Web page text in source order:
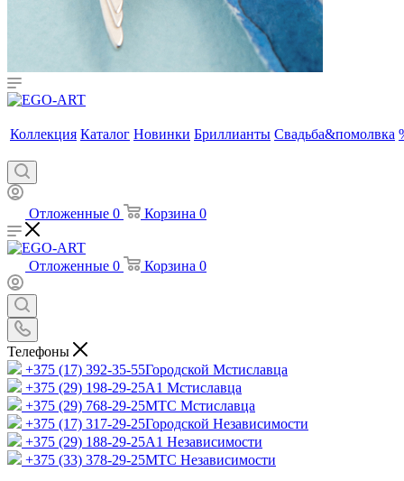
Коллекция Каталог Новинки Бриллианты Свадьба&помолвка
Отложенные 0 Корзина 0
Отложенные 0 Корзина 0
Телефоны
+375 (17) 392-35-55Городской Мстиславца
+375 (29) 198-29-25A1 Мстиславца
+375 (29) 768-29-25МТС Мстиславца
+375 (17) 317-29-25Городской Независимости
+375 (29) 188-29-25A1 Независимости
+375 (33) 378-29-25МТС Независимости